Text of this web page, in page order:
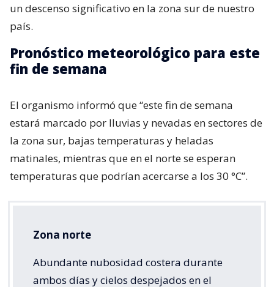
un descenso significativo en la zona sur de nuestro
país.
Pronóstico meteorológico para este
fin de semana
El organismo informó que “este fin de semana
estará marcado por lluvias y nevadas en sectores de
la zona sur, bajas temperaturas y heladas
matinales, mientras que en el norte se esperan
temperaturas que podrían acercarse a los 30 °C”.
Zona norte
Abundante nubosidad costera durante
ambos días y cielos despejados en el